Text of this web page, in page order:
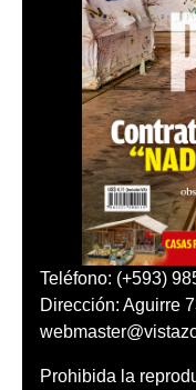
Teléfono: (+593)
Dirección: Aguirre
Prohibida la